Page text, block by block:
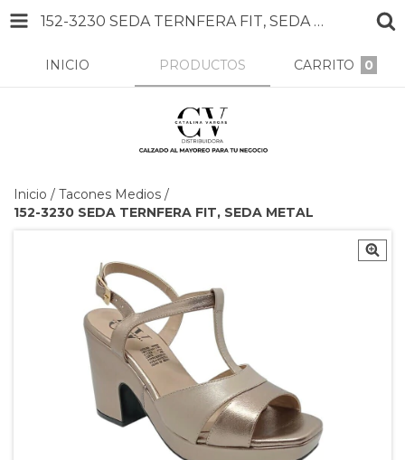
152-3230 SEDA TERNFERA FIT, SEDA METAL
INICIO PRODUCTOS CARRITO 0
Inicio / Tacones Medios /
152-3230 SEDA TERNFERA FIT, SEDA METAL